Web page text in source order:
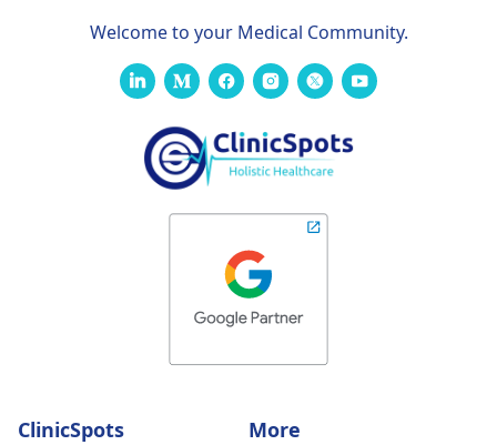
Welcome to your Medical Community.
ClinicSpots More